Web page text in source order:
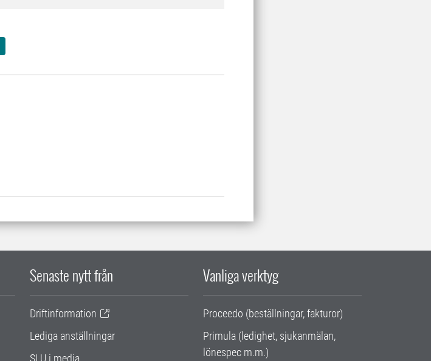
Senaste nytt från
Driftinformation
Lediga anställningar
SLU i media
Vanliga verktyg
Proceedo (beställningar, fakturor)
Primula (ledighet, sjukanmälan,
lönespec m.m.)